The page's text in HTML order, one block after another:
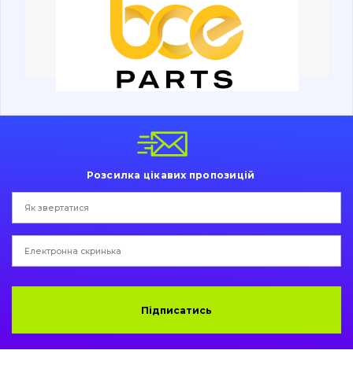
Фільтри та мастильні матеріали
Болти, гайки і елементи кріплення
Коронки, зуби, адаптери, пальці, фіксатори
Подушки амортизаційні
Пальці та Втулки
написати
листа
зателефонувати
Розсилка цікавих пропозицій
Підписатись